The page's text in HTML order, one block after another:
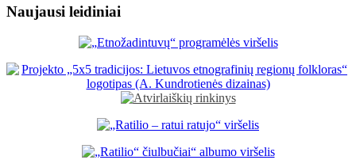
Naujausi leidiniai